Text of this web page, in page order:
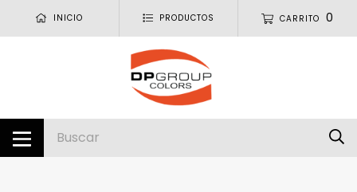
INICIO PRODUCTOS CARRITO 0